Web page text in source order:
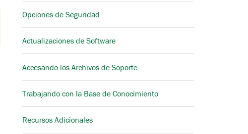
Opciones de Seguridad
Actualizaciones de Software
Accesando los Archivos de-Soporte
Trabajando con la Base de Conocimiento
Recursos Adicionales